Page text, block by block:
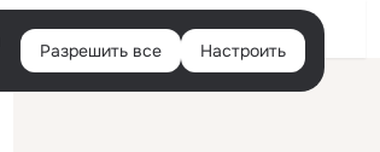
Войти
Разрешить все Настроить